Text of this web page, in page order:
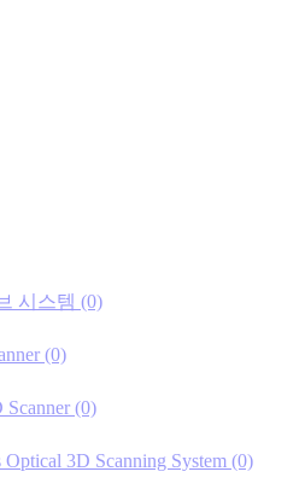
시스템 (0)
(0)
(0)
Optical 3D Scanning System (0)